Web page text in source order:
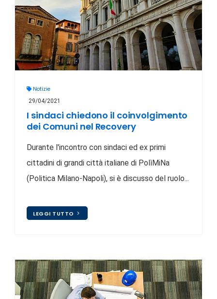
Notizie
29/04/2021
I sindaci chiedono il coinvolgimento
dei Comuni nel Recovery
Durante l'incontro con sindaci ed ex primi
cittadini di grandi città italiane di PolìMiNa
(Politica Milano-Napoli), si è discusso del ruolo...
LEGGI TUTTO